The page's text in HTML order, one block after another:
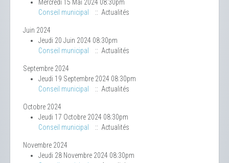
Mercredi 15 Mai 2024 08:30pm
Conseil municipal
:: Actualités
Juin 2024
Jeudi 20 Juin 2024 08:30pm
Conseil municipal
:: Actualités
Septembre 2024
Jeudi 19 Septembre 2024 08:30pm
Conseil municipal
:: Actualités
Octobre 2024
Jeudi 17 Octobre 2024 08:30pm
Conseil municipal
:: Actualités
Novembre 2024
Jeudi 28 Novembre 2024 08:30pm